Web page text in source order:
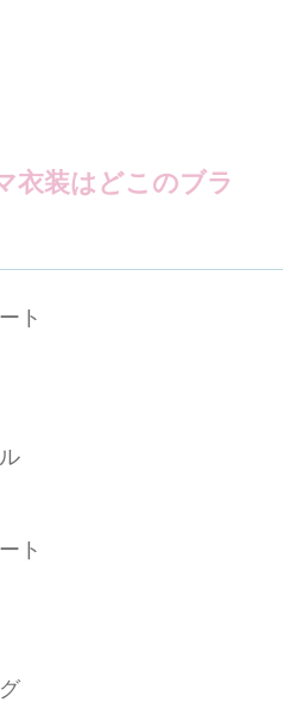
衣装はどこのブラ
ト
ト